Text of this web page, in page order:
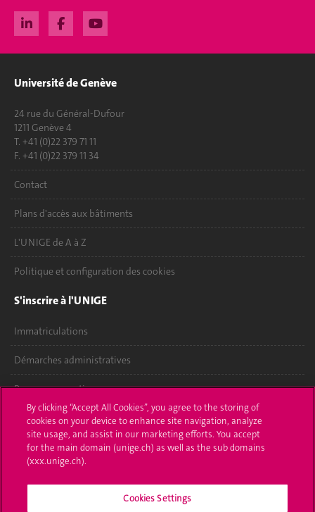
Université de Genève
24 rue du Général-Dufour
1211 Genève 4
T. +41 (0)22 379 71 11
F. +41 (0)22 379 11 34
Contact
Plans d'accès aux bâtiments
L'UNIGE de A à Z
Politique et configuration des cookies
S'inscrire à l'UNIGE
Immatriculations
Démarches administratives
Poser une question
L'UNIGE vous informe
UNIGE Mobile
By clicking “Accept All Cookies”, you agree to the storing of
cookies on your device to enhance site navigation, analyze
site usage, and assist in our marketing efforts. You accept
for the main domain (unige.ch) as well as the sub domains
(xxx.unige.ch).
Cookies Settings